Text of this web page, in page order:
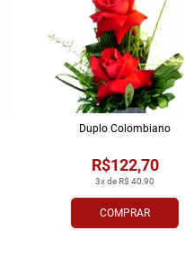
COMPRAR
3x de R$ 40,90
R$122,70
Duplo Colombiano